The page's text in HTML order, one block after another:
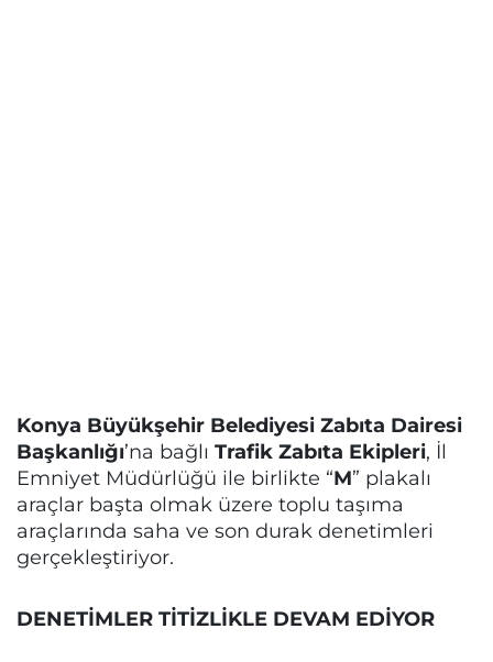
Konya Büyükşehir Belediyesi Zabıta Dairesi
Başkanlığı’na bağlı Trafik Zabıta Ekipleri, İl
Emniyet Müdürlüğü ile birlikte “M” plakalı
araçlar başta olmak üzere toplu taşıma
araçlarında saha ve son durak denetimleri
gerçekleştiriyor.
DENETİMLER TİTİZLİKLE DEVAM EDİYOR